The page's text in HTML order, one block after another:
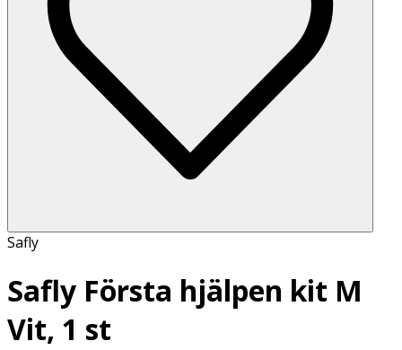
Safly
Safly Första hjälpen kit M
Vit, 1 st